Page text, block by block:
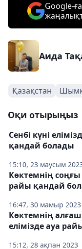
Google-
Аида
Қазақстан
Оқи отырыңыз
15:10, 23 маусым
Сенбі күні
қандай болады
16:47, 30 мамыр 2023
Көктемнің соңғы
райы қандай
15:12, 28 ақпан 2023
Көктемнің
елімізде ауа